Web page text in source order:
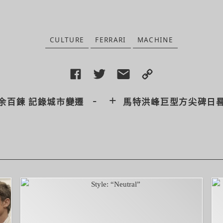
CULTURE FERRARI MACHINE
百鍊 記錄城市變遷 - + 馬特洪峰巨型方尖碑日